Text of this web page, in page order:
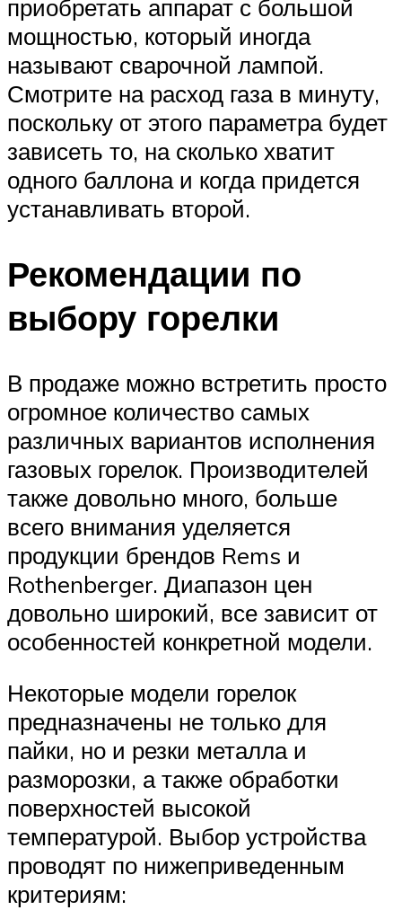
приобретать аппарат с большой
мощностью, который иногда
называют сварочной лампой.
Смотрите на расход газа в минуту,
поскольку от этого параметра будет
зависеть то, на сколько хватит
одного баллона и когда придется
устанавливать второй.
Рекомендации по
выбору горелки
В продаже можно встретить просто
огромное количество самых
различных вариантов исполнения
газовых горелок. Производителей
также довольно много, больше
всего внимания уделяется
продукции брендов Rems и
Rothenberger. Диапазон цен
довольно широкий, все зависит от
особенностей конкретной модели.
Некоторые модели горелок
предназначены не только для
пайки, но и резки металла и
разморозки, а также обработки
поверхностей высокой
температурой. Выбор устройства
проводят по нижеприведенным
критериям: